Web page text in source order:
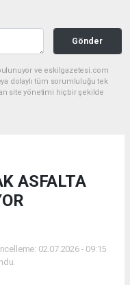
Gönder
ve eskilgazetesi.com
dolaylı tüm sorumluluğu tek
site yönetimi hiçbir şekilde
ASFALTA
02.07.2026 - 09:15